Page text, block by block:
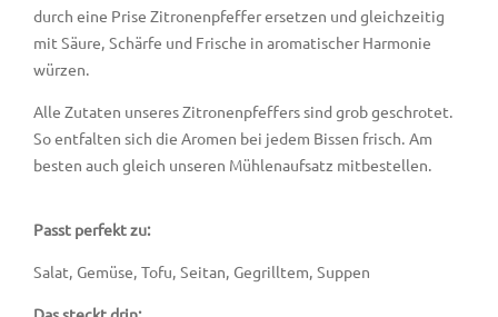
durch eine Prise Zitronenpfeffer ersetzen und gleichzeitig
mit Säure, Schärfe und Frische in aromatischer Harmonie
würzen.
Alle Zutaten unseres Zitronenpfeffers sind grob geschrotet.
So entfalten sich die Aromen bei jedem Bissen frisch. Am
besten auch gleich unseren Mühlenaufsatz mitbestellen.
Passt perfekt zu:
Salat, Gemüse, Tofu, Seitan, Gegrilltem, Suppen